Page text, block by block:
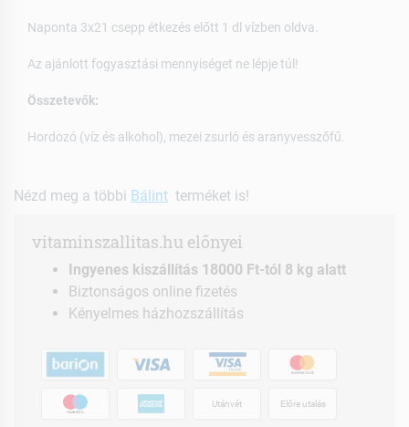
Naponta 3x21 csepp étkezés előtt 1 dl vízben oldva.
Az ajánlott fogyasztási mennyiséget ne lépje túl!
Összetevők:
Hordozó (víz és alkohol), mezei zsurló és aranyvesszőfű.
Nézd meg a többi Bálint terméket is!
vitaminszallitas.hu előnyei
Ingyenes kiszállítás 18000 Ft-tól 8 kg alatt
Biztonságos online fizetés
Kényelmes házhozszállítás
Utánvét Előre utalás